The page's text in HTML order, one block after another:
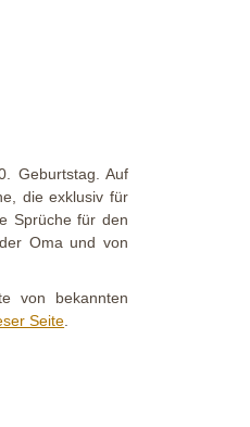
Geburtstag. Auf
die exklusiv für
Sprüche für den
Oma und von
von bekannten
Seite